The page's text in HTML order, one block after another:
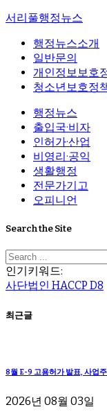
서리풀행정뉴스
행정뉴스소개
일반문의
개인정보보호
청소년보호정
행정뉴스
출입국·비자
인허가·산업
비영리·공익
생활행정
전문가기고
오피니언
Search the Site
인기키워드:
사단법인 HACCP D8
최근글
8월 E-9 고용허가 발표, 사업
2026년 08월 03일